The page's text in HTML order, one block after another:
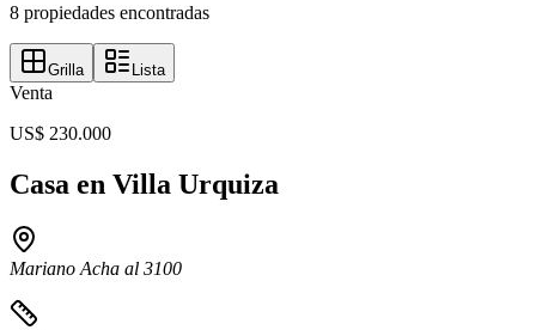
8 propiedades encontradas
Grilla Lista
Venta
US$ 230.000
Casa en Villa Urquiza
Mariano Acha al 3100